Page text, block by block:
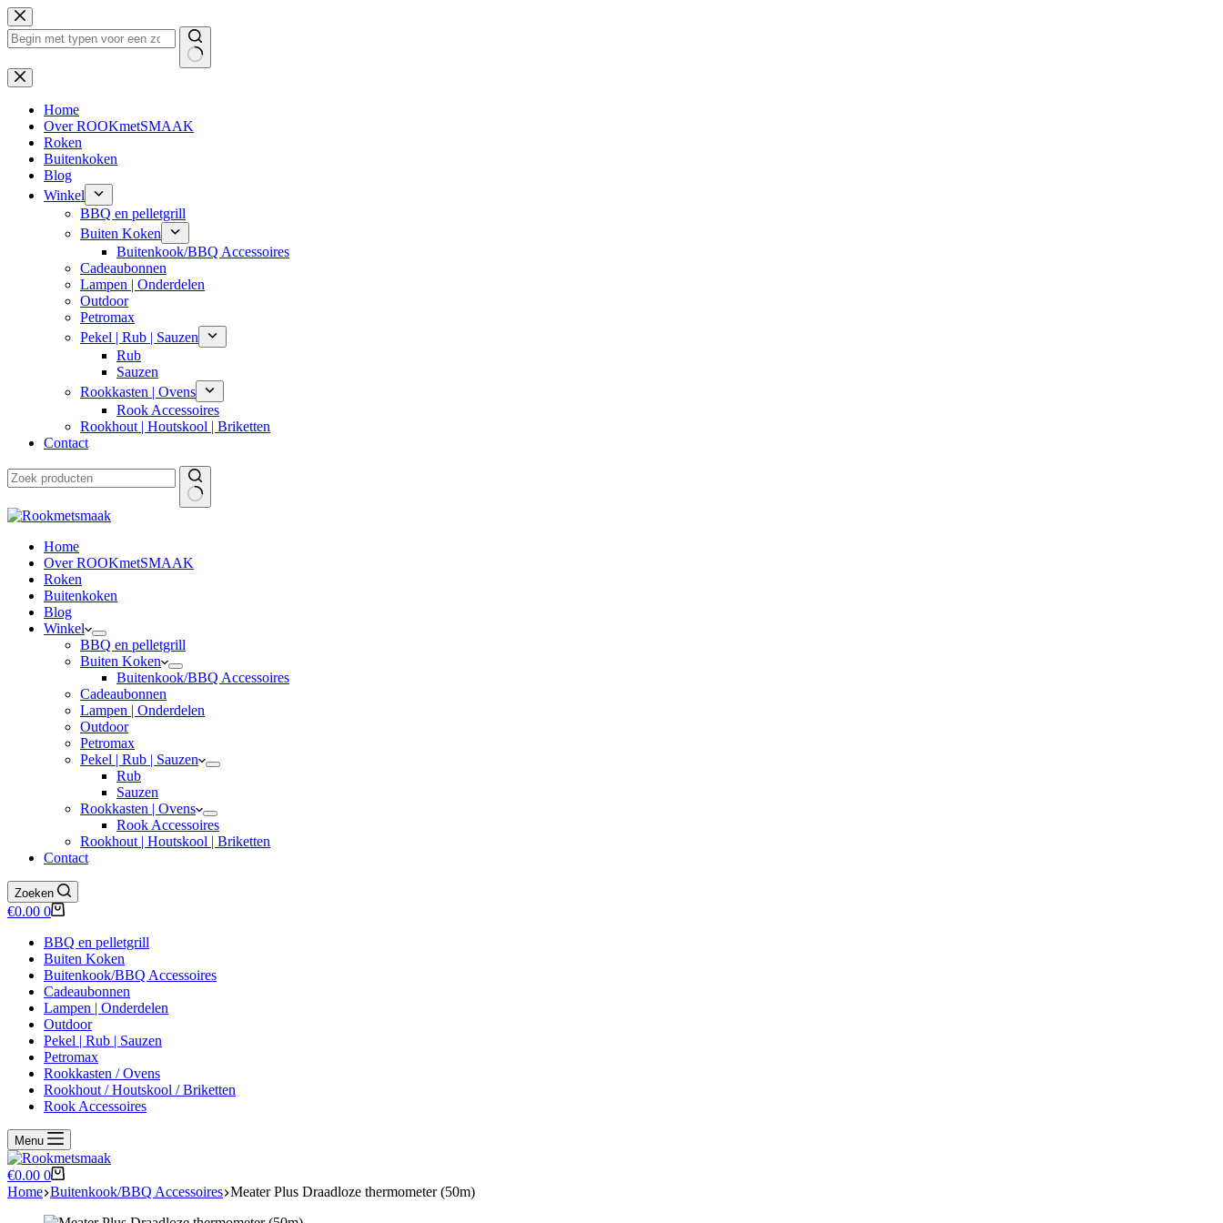
Ga
naar
de
Geen
resultaten
Home
Over ROOKmetSMAAK
Roken
Buitenkoken
Blog
Winkel
BBQ en pelletgrill
Buiten Koken
Buitenkook/BBQ Accessoires
Cadeaubonnen
Lampen | Onderdelen
Outdoor
Petromax
Pekel | Rub | Sauzen
Rub
Sauzen
Rookkasten | Ovens
Rook Accessoires
Rookhout | Houtskool | Briketten
Contact
Home
Over ROOKmetSMAAK
Roken
Buitenkoken
Blog
Winkel
BBQ en pelletgrill
Buiten Koken
Buitenkook/BBQ Accessoires
Cadeaubonnen
Lampen | Onderdelen
Outdoor
Petromax
Pekel | Rub | Sauzen
Rub
Sauzen
Rookkasten | Ovens
Rook Accessoires
Rookhout | Houtskool | Briketten
Contact
Zoeken
Winkelwagen
€0.00 0
BBQ en pelletgrill
Buiten Koken
Buitenkook/BBQ Accessoires
Cadeaubonnen
Lampen | Onderdelen
Outdoor
Pekel | Rub | Sauzen
Petromax
Rookkasten / Ovens
Rookhout / Houtskool / Briketten
Rook Accessoires
Menu
Winkelwagen
€0.00 0
Home Buitenkook/BBQ Accessoires Meater Plus Draadloze thermometer (50m)